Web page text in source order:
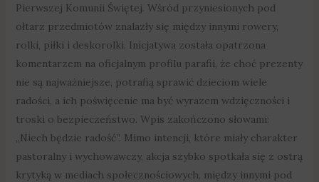
Pierwszej Komunii Świętej. Wśród przyniesionych pod
ołtarz przedmiotów znalazły się między innymi rowery,
rolki, piłki i deskorolki. Inicjatywa została opatrzona
komentarzem na oficjalnym profilu parafii, że choć prezenty
nie są najważniejsze, potrafią sprawić dzieciom wiele
radości, a ich poświęcenie ma być wyrazem wdzięczności i
troski o bezpieczeństwo. Wpis zakończono słowami:
„Niech będzie radość”. Mimo intencji, które miały charakter
pastoralny i wychowawczy, akcja szybko spotkała się z ostrą
krytyką w mediach społecznościowych, między innymi pod